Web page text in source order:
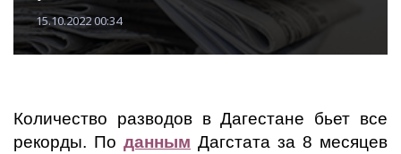
или через соц. сети
15.10.2022 00:34
Количество разводов в Дагестане бьет все
рекорды. По данным Дагстата за 8 месяцев